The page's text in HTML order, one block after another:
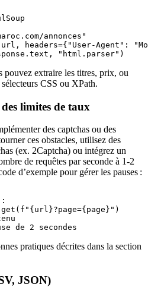
annonces"
headers={"User-Agent":
pouvez extraire les titres, prix, ou
CSS ou XPath.
limites de taux
des captchas ou des
ces obstacles, utilisez des
(ex. 2Captcha) ou intégrez un
de requêtes par seconde à 1‑2
d’exemple pour gérer les pauses :
pratiques décrites dans la section
JSON)